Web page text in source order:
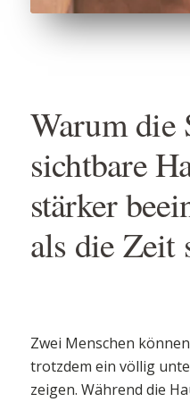
Warum die
sichtbare
stärker
als die Zeit
Zwei Menschen
trotzdem ein völlig
zeigen. Während die